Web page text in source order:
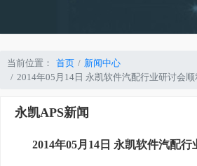
当前位置： 首页
新闻中心
2014年05月14日 永凯软件汽配行业研讨会
永凯APS新闻
2014年05月14日 永凯软件汽配